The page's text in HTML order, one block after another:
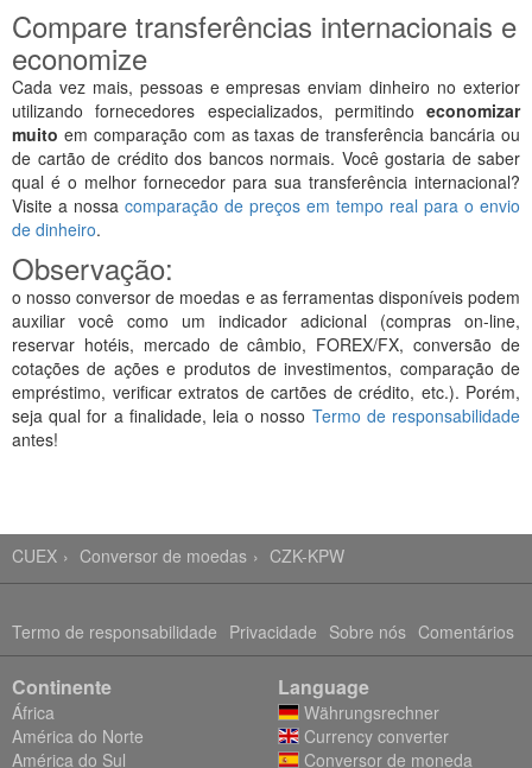
Compare transferências internacionais e
economize
Cada vez mais, pessoas e empresas enviam dinheiro no exterior
utilizando fornecedores especializados, permitindo economizar
muito em comparação com as taxas de transferência bancária ou
de cartão de crédito dos bancos normais. Você gostaria de saber
qual é o melhor fornecedor para sua transferência internacional?
Visite a nossa comparação de preços em tempo real para o envio
de dinheiro.
Observação:
o nosso conversor de moedas e as ferramentas disponíveis podem
auxiliar você como um indicador adicional (compras on-line,
reservar hotéis, mercado de câmbio, FOREX/FX, conversão de
cotações de ações e produtos de investimentos, comparação de
empréstimo, verificar extratos de cartões de crédito, etc.). Porém,
seja qual for a finalidade, leia o nosso Termo de responsabilidade
antes!
CUEX Conversor de moedas CZK-KPW
Termo de responsabilidade Privacidade Sobre nós Comentários
Continente
África
América do Norte
América do Sul
Language
Währungsrechner
Currency converter
Conversor de moneda